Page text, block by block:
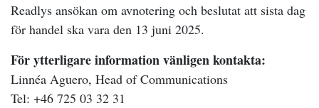
Readlys ansökan om avnotering och beslutat att sista dag
för handel ska vara den 13 juni 2025.
För ytterligare information vänligen kontakta:
Linnéa Aguero, Head of Communications
Tel: +46 725 03 32 31